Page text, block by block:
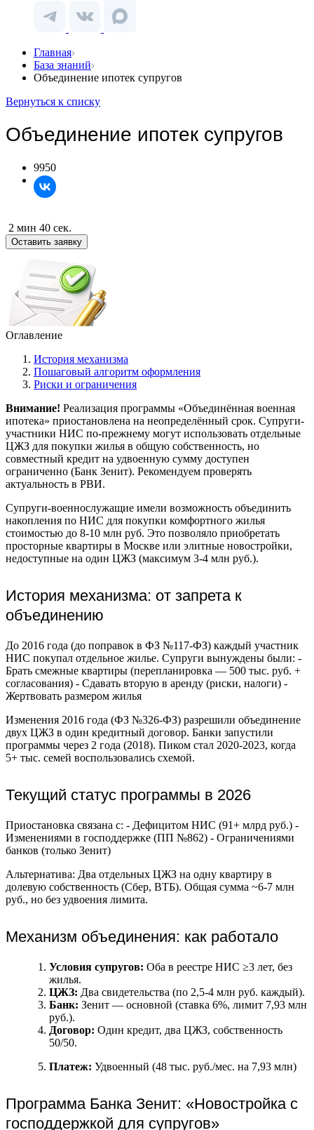
Главная
База знаний
Объединение ипотек супругов
Вернуться к списку
Объединение ипотек супругов
9950
2 мин 40 сек.
Оставить заявку
Оглавление
История механизма
Пошаговый алгоритм оформления
Риски и ограничения
Внимание! Реализация программы «Объединённая военная
ипотека» приостановлена на неопределённый срок. Супруги-
участники НИС по-прежнему могут использовать отдельные
ЦЖЗ для покупки жилья в общую собственность, но
совместный кредит на удвоенную сумму доступен
ограниченно (Банк Зенит). Рекомендуем проверять
актуальность в РВИ.
Супруги-военнослужащие имели возможность объединить
накопления по НИС для покупки комфортного жилья
стоимостью до 8-10 млн руб. Это позволяло приобретать
просторные квартиры в Москве или элитные новостройки,
недоступные на один ЦЖЗ (максимум 3-4 млн руб.).
История механизма: от запрета к
объединению
До 2016 года (до поправок в ФЗ №117-ФЗ) каждый участник
НИС покупал отдельное жилье. Супруги вынуждены были: -
Брать смежные квартиры (перепланировка — 500 тыс. руб. +
согласования) - Сдавать вторую в аренду (риски, налоги) -
Жертвовать размером жилья
Изменения 2016 года (ФЗ №326-ФЗ) разрешили объединение
двух ЦЖЗ в один кредитный договор. Банки запустили
программы через 2 года (2018). Пиком стал 2020-2023, когда
5+ тыс. семей воспользовались схемой.
Текущий статус программы в 2026
Приостановка связана с: - Дефицитом НИС (91+ млрд руб.) -
Изменениями в господдержке (ПП №862) - Ограничениями
банков (только Зенит)
Альтернатива: Два отдельных ЦЖЗ на одну квартиру в
долевую собственность (Сбер, ВТБ). Общая сумма ~6-7 млн
руб., но без удвоения лимита.
Механизм объединения: как работало
Условия супругов: Оба в реестре НИС ≥3 лет, без
жилья.
ЦЖЗ: Два свидетельства (по 2,5-4 млн руб. каждый).
Банк: Зенит — основной (ставка 6%, лимит 7,93 млн
руб.).
Договор: Один кредит, два ЦЖЗ, собственность
50/50.
Платеж: Удвоенный (48 тыс. руб./мес. на 7,93 млн)
Программа Банка Зенит: «Новостройка с
господдержкой для супругов»